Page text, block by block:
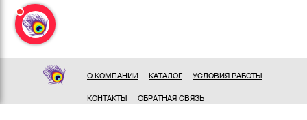
О КОМПАНИИ КАТАЛОГ УСЛОВИЯ РАБОТЫ
КОНТАКТЫ ОБРАТНАЯ СВЯЗЬ